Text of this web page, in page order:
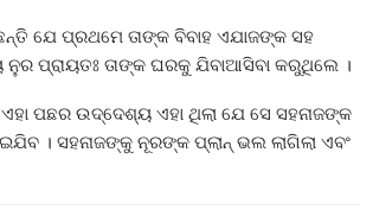
ଯେ ପ୍ରଥମେ ତାଙ୍କ ବିବାହ ଏଯାଜଙ୍କ ସହ
ପ୍ରାୟତଃ ତାଙ୍କ ଘରକୁ ଯିବାଆସିବା କରୁଥିଲେ ।
ପଛର ଉଦ୍ଦେଶ୍ୟ ଏହା ଥିଲା ଯେ ସେ ସହନାଜଙ୍କ
। ସହନାଜଙ୍କୁ ନୂରଙ୍କ ପ୍ଲାନ୍ ଭଲ ଲାଗିଲା ଏବଂ